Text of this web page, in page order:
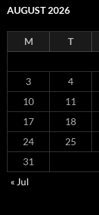
AUGUST 2026
M T
3
4
10
11
17
18
24
25
31
« Jul